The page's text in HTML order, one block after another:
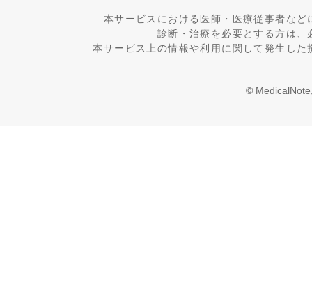
本サービスにおける医師・医療従事者な
診断・治療を必要とする方は
本サービス上の情報や利用に関して発生し
©